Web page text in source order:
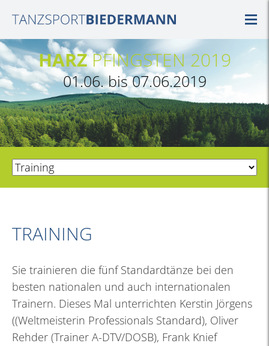
HARZPFINGSTEN 2019
01.06. bis 07.06.2019
TRAINING
Sie trainieren die fünf Standardtänze bei den
besten nationalen und auch internationalen
Trainern. Dieses Mal unterrichten Kerstin Jörgens
((Weltmeisterin Professionals Standard), Oliver
Rehder (Trainer A-DTV/DOSB), Frank Knief